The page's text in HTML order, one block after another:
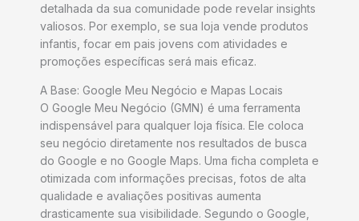
detalhada da sua comunidade pode revelar insights
valiosos. Por exemplo, se sua loja vende produtos
infantis, focar em pais jovens com atividades e
promoções específicas será mais eficaz.
A Base: Google Meu Negócio e Mapas Locais
O Google Meu Negócio (GMN) é uma ferramenta
indispensável para qualquer loja física. Ele coloca
seu negócio diretamente nos resultados de busca
do Google e no Google Maps. Uma ficha completa e
otimizada com informações precisas, fotos de alta
qualidade e avaliações positivas aumenta
drasticamente sua visibilidade. Segundo o Google,